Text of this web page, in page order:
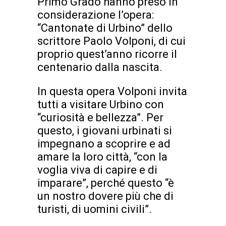
considerazione l’opera:
“Cantonate di Urbino” dello
scrittore Paolo Volponi, di cui
proprio quest’anno ricorre il
centenario dalla nascita.
In questa opera Volponi invita
tutti a visitare Urbino con
“curiosità e bellezza”. Per
questo, i giovani urbinati si
impegnano a scoprire e ad
amare la loro città, “con la
voglia viva di capire e di
imparare”, perché questo “è
un nostro dovere più che di
turisti, di uomini civili”.